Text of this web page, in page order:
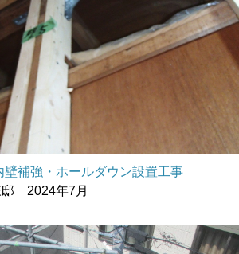
壁補強・ホールダウン設置工事
2024年7月